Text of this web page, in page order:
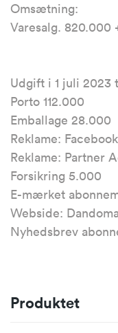
Omsætning:
Varesalg. 820.000
Udgift i 1 juli 2023
Porto 112.000
Emballage 28.000
Reklame:
Reklame: Partner
Forsikring 5.000
E-mærket
Webside:
Nyhedsbrev
Produktet